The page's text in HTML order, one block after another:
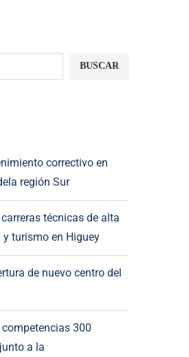
BUSCAR
correctivo en
región Sur
técnicas de alta
turismo en Higuey
de nuevo centro del
300
a la